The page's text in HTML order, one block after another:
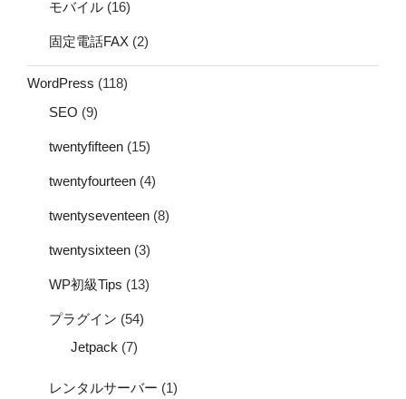
モバイル (16)
固定電話FAX (2)
WordPress (118)
SEO (9)
twentyfifteen (15)
twentyfourteen (4)
twentyseventeen (8)
twentysixteen (3)
WP初級Tips (13)
プラグイン (54)
Jetpack (7)
レンタルサーバー (1)